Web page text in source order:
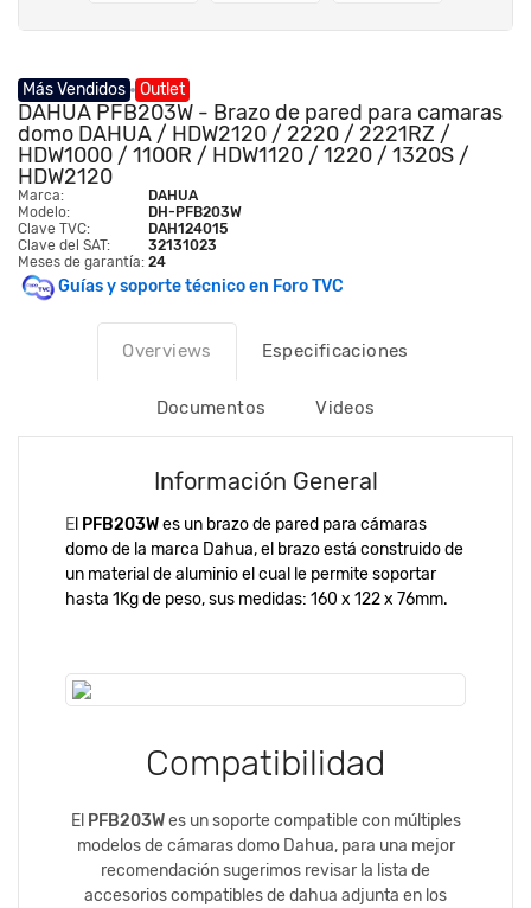
Más Vendidos Outlet
DAHUA PFB203W - Brazo de pared para camaras
domo DAHUA / HDW2120 / 2220 / 2221RZ /
HDW1000 / 1100R / HDW1120 / 1220 / 1320S /
HDW2120
Marca:
DAHUA
Modelo:
DH-PFB203W
Clave TVC:
DAH124015
Clave del SAT:
32131023
Meses de garantía: 24
Guías y soporte técnico en Foro TVC
Overviews Especificaciones
Documentos Videos
Información General
E PFB203Wes un brazo de pared para cámaras
domo de la marca Dahua, el brazo está construido de
un material de aluminio el cual le permite soportar
hasta 1Kg de peso, sus medidas: 160 x 122 x 76mm.
Compatibilidad
El PFB203Wes un soporte compatible con múltiples
modelos de cámaras domo Dahua, para una mejor
recomendación sugerimos revisar la lista de
accesorios compatibles de dahua adjunta en los